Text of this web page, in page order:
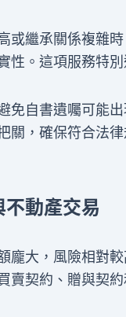
或繼承關係複雜
性。這項服務特
免自書遺囑可能
關，確保符合法律
動產交易
龐大，風險相對
賣契約、贈與契約